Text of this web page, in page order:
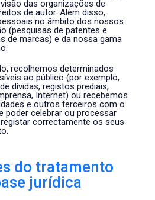
das organizações de
de autor. Além disso,
no âmbito dos nossos
(pesquisas de patentes e
de marcas) e da nossa gama
recolhemos determinados
ao público (por exemplo,
dívidas, registos prediais,
Internet) ou recebemos
e outros terceiros com o
poder celebrar ou processar
correctamente os seus
do tratamento
jurídica